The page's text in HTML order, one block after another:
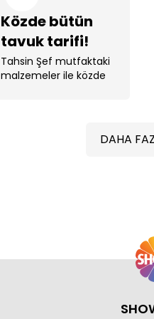
Közde bütün
tavuk tarifi!
Tahsin Şef mutfaktaki
malzemeler ile közde
DAHA